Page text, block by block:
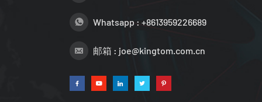
Whatsapp : +8613959226689
邮箱 : joe@kingtom.com.cn